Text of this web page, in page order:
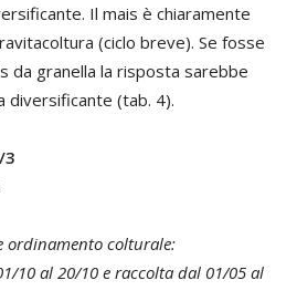
Il mais è chiaramente
(ciclo breve). Se fosse
da granella la risposta sarebbe
diversificante (tab. 4).
3
ordinamento colturale:
10 al 20/10 e raccolta dal 01/05 al